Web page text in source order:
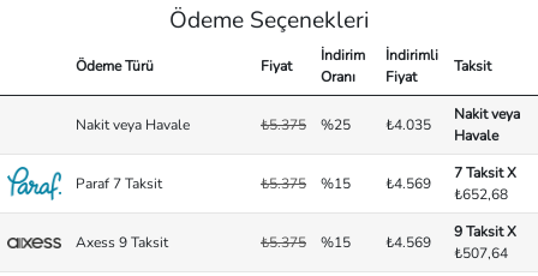
Ödeme Seçenekleri
Ödeme Türü Fiyat
İndirim
Oranı
İndirimli
Fiyat
Taksit
Nakit veya Havale ₺5.375 %25 ₺4.035
Nakit veya
Havale
Paraf 7 Taksit ₺5.375 %15 ₺4.569
7 Taksit X
₺652,68
Axess 9 Taksit ₺5.375 %15 ₺4.569
9 Taksit X
₺507,64